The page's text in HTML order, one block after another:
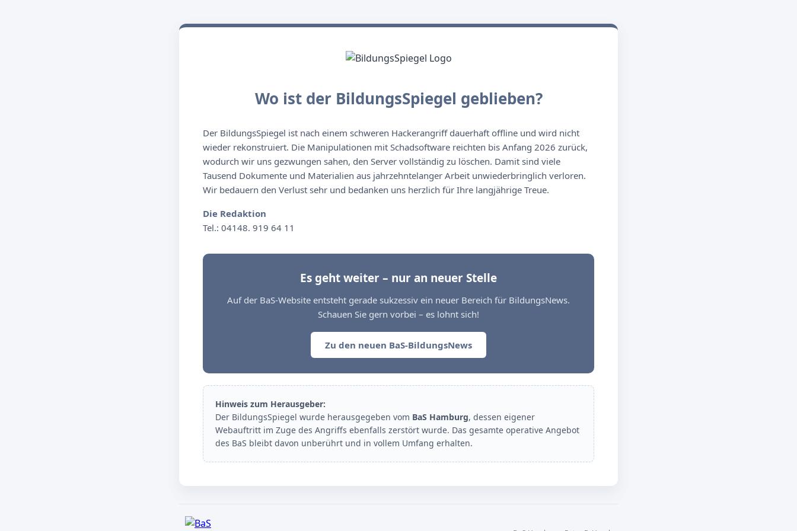
Wo ist der BildungsSpiegel geblieben?
Der BildungsSpiegel ist nach einem schweren Hackerangriff dauerhaft offline und wird nicht
wieder rekonstruiert. Die Manipulationen mit Schadsoftware reichten bis Anfang 2026 zurück,
wodurch wir uns gezwungen sahen, den Server vollständig zu löschen. Damit sind viele
Tausend Dokumente und Materialien aus jahrzehntelanger Arbeit unwiederbringlich verloren.
Wir bedauern den Verlust sehr und bedanken uns herzlich für Ihre langjährige Treue.
Die Redaktion
Tel.: 04148. 919 64 11
Es geht weiter – nur an neuer Stelle
Auf der BaS-Website entsteht gerade sukzessiv ein neuer Bereich für BildungsNews.
Schauen Sie gern vorbei – es lohnt sich!
Zu den neuen BaS-BildungsNews
Hinweis zum Herausgeber:
Der BildungsSpiegel wurde herausgegeben vom BaS Hamburg, dessen eigener
Webauftritt im Zuge des Angriffs ebenfalls zerstört wurde. Das gesamte operative Angebot
des BaS bleibt davon unberührt und in vollem Umfang erhalten.